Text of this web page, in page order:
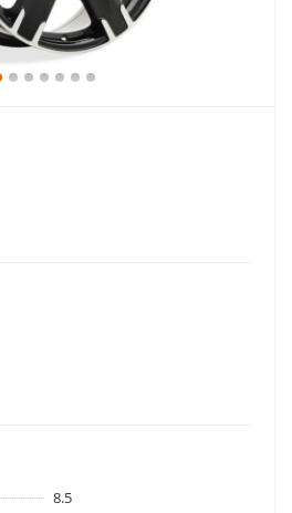
8.5